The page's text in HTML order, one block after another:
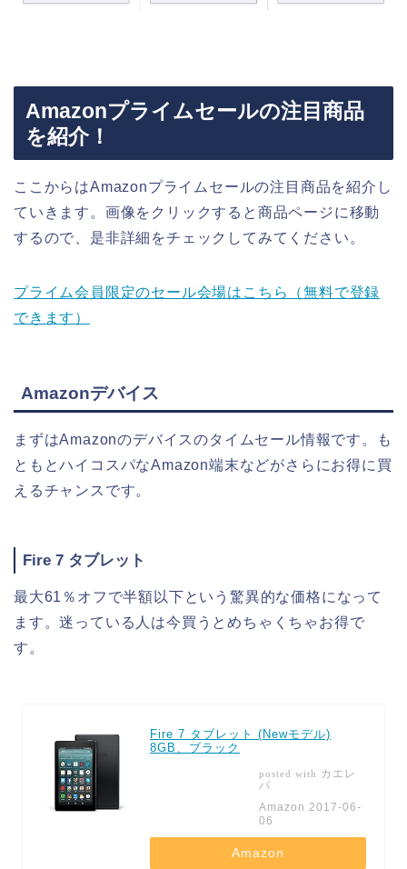
Amazonプライムセールの注目商品
を紹介！
ここからはAmazonプライムセールの注目商品を紹介し
ていきます。画像をクリックすると商品ページに移動
するので、是非詳細をチェックしてみてください。
プライム会員限定のセール会場はこちら（無料で登録
できます）
Amazonデバイス
まずはAmazonのデバイスのタイムセール情報です。も
ともとハイコスパなAmazon端末などがさらにお得に買
えるチャンスです。
Fire 7 タブレット
最大61％オフで半額以下という驚異的な価格になって
ます。迷っている人は今買うとめちゃくちゃお得で
す。
Fire 7 タブレット (Newモデル)
8GB、ブラック
posted with カエレ
バ
Amazon 2017-06-
06
Amazon